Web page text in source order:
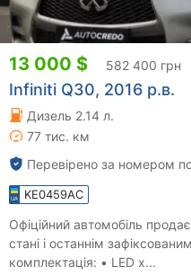
13 000 $ 582 400 грн
Infiniti Q30, 2016 р.в.
Дизель 2.14 л.
77 тис. км
Перевірено за номером
KE0459AC
Офіційний автомобіль
стані і останнім зафіксованим
комплектація: • LED х...